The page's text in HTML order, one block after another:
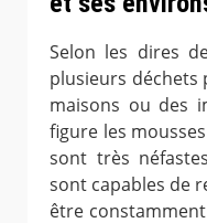
Selon les dires
plusieurs déchets
maisons ou des
figure les
sont très
sont capables de
être